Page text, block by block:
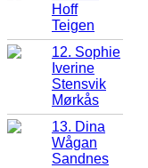
Hoff
Teigen
12. Sophie
Iverine
Stensvik
Mørkås
13. Dina
Wågan
Sandnes